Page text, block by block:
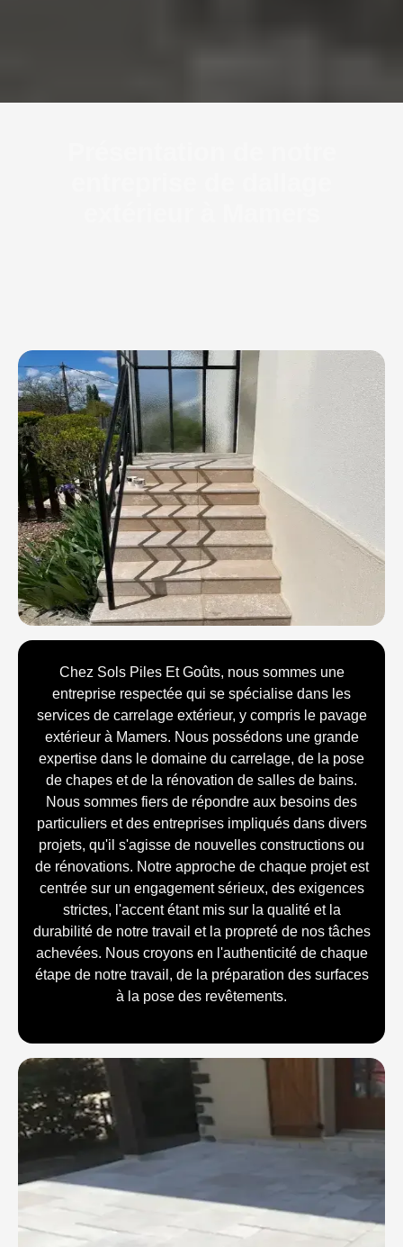
Chez Sols Piles Et Goûts, nous sommes une
entreprise respectée qui se spécialise dans les
services de carrelage extérieur, y compris le pavage
extérieur à Mamers. Nous possédons une grande
expertise dans le domaine du carrelage, de la pose
de chapes et de la rénovation de salles de bains.
Nous sommes fiers de répondre aux besoins des
particuliers et des entreprises impliqués dans divers
projets, qu'il s'agisse de nouvelles constructions ou
de rénovations. Notre approche de chaque projet est
centrée sur un engagement sérieux, des exigences
strictes, l'accent étant mis sur la qualité et la
durabilité de notre travail et la propreté de nos tâches
achevées. Nous croyons en l'authenticité de chaque
étape de notre travail, de la préparation des surfaces
à la pose des revêtements.